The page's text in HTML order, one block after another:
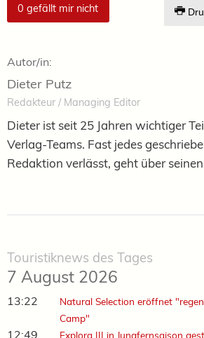
0 gefällt mir nicht
Autor/in:
Dieter Putz
Redakteur / Managing Editor
Dieter ist seit 25 Jahren wichtiger
Verlag-Teams. Fast jedes
Redaktion verlässt, geht über
Touristiknews des Tages
7 August 2026
13:22
Natural Selection eröffnet
Camp"
12:49 Explora III in Jungfernsaison